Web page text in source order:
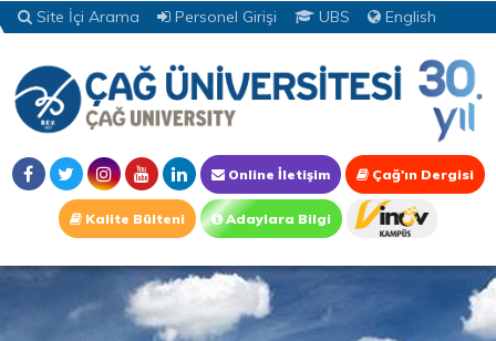
Site İçi Arama Personel Girişi UBS English
Online İletişim Çağ'ın Dergisi
Kalite Bülteni Adaylara Bilgi